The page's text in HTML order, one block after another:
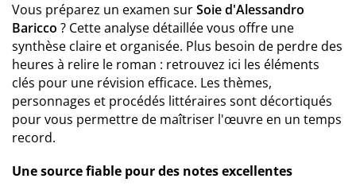
Vous préparez un examen surSoie d'Alessandro
Baricco ? Cette analyse détaillée vous offre une
synthèse claire et organisée. Plus besoin de perdre des
heures à relire le roman : retrouvez ici les éléments
clés pour une révision efficace. Les thèmes,
personnages et procédés littéraires sont décortiqués
pour vous permettre de maîtriser l'œuvre en un temps
record.
Une source fiable pour des notes excellentes